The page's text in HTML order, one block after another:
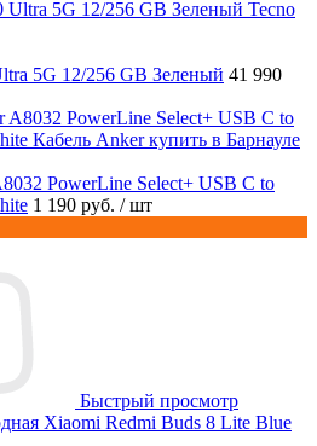
5G 12/256 GB Зеленый 41 990
PowerLine Select+ USB C to
1 190 руб. / шт
Быстрый просмотр
Xiaomi Redmi Buds 8 Lite Blue